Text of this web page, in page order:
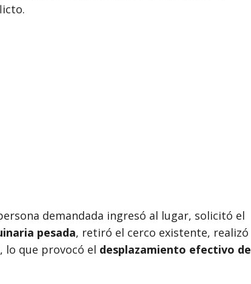
demandada ingresó al lugar, solicitó el
pesada, retiró el cerco existente, realizó
lo que provocó el desplazamiento efectivo de